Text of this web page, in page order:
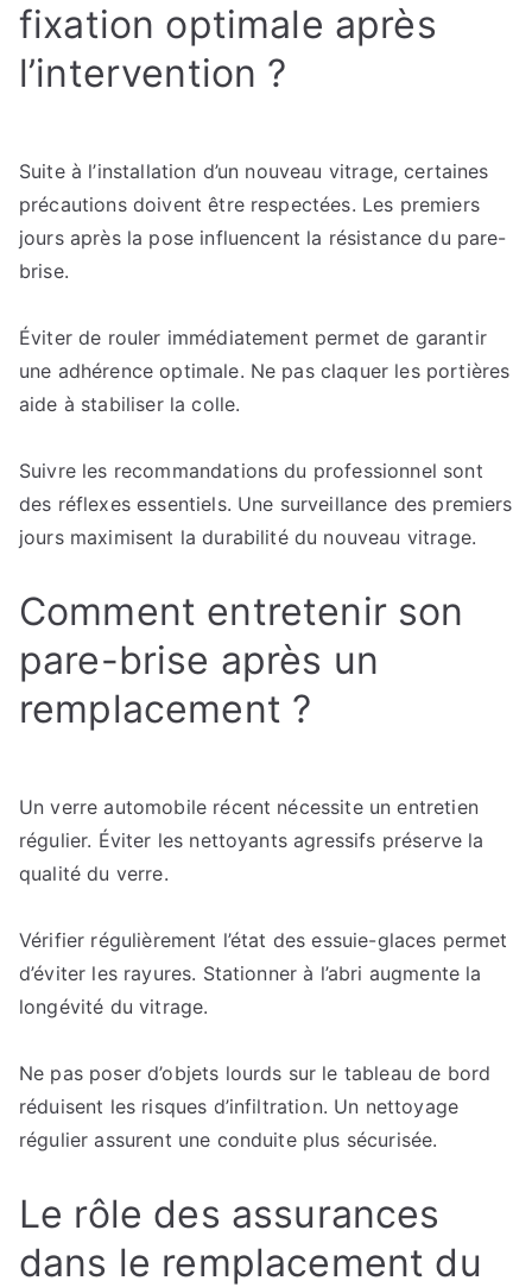
fixation optimale après
l’intervention ?
Suite à l’installation d’un nouveau vitrage, certaines
précautions doivent être respectées. Les premiers
jours après la pose influencent la résistance du pare-
brise.
Éviter de rouler immédiatement permet de garantir
une adhérence optimale. Ne pas claquer les portières
aide à stabiliser la colle.
Suivre les recommandations du professionnel sont
des réflexes essentiels. Une surveillance des premiers
jours maximisent la durabilité du nouveau vitrage.
Comment entretenir son
pare-brise après un
remplacement ?
Un verre automobile récent nécessite un entretien
régulier. Éviter les nettoyants agressifs préserve la
qualité du verre.
Vérifier régulièrement l’état des essuie-glaces permet
d’éviter les rayures. Stationner à l’abri augmente la
longévité du vitrage.
Ne pas poser d’objets lourds sur le tableau de bord
réduisent les risques d’infiltration. Un nettoyage
régulier assurent une conduite plus sécurisée.
Le rôle des assurances
dans le remplacement du